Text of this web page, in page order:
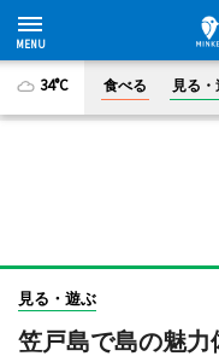
34°C 食べる 見る
見る・遊ぶ
笠戸島で島の魅